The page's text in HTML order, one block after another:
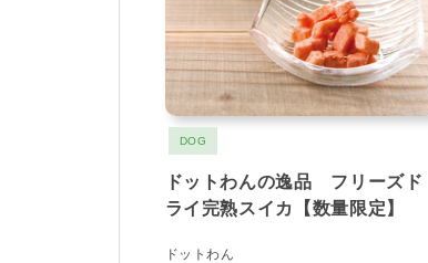
DOG
ドットわんの逸品 フリーズド
ライ完熟スイカ【数量限定】
ドットわん